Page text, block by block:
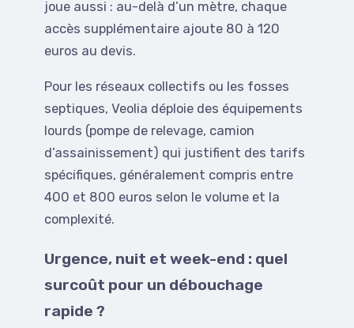
joue aussi : au-delà d’un mètre, chaque
accès supplémentaire ajoute 80 à 120
euros au devis.
Pour les réseaux collectifs ou les fosses
septiques, Veolia déploie des équipements
lourds (pompe de relevage, camion
d’assainissement) qui justifient des tarifs
spécifiques, généralement compris entre
400 et 800 euros selon le volume et la
complexité.
Urgence, nuit et week-end : quel
surcoût pour un débouchage
rapide ?